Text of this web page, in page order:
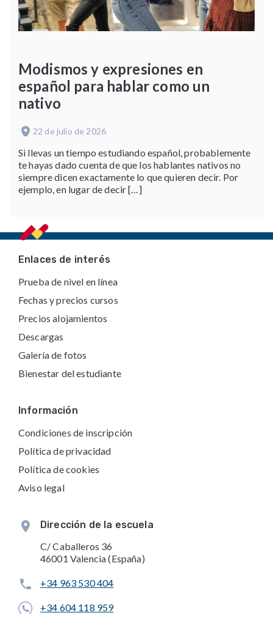
Modismos y expresiones en
español para hablar como un
nativo
22 de julio de 2026
Si llevas un tiempo estudiando español, probablemente
te hayas dado cuenta de que los hablantes nativos no
siempre dicen exactamente lo que quieren decir. Por
ejemplo, en lugar de decir […]
FooterEnlaces de interés
Prueba de nivel en línea
Fechas y precios cursos
Precios alojamientos
Descargas
Galería de fotos
Bienestar del estudiante
Información
Condiciones de inscripción
Política de privacidad
Política de cookies
Aviso legal
Dirección de la escuela
C/ Caballeros 36
46001 Valencia (España)
+34 963 530 404
+34 604 118 959